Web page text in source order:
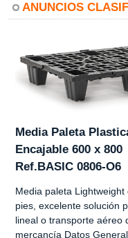
ANUNCIOS
Media Paleta
Encajable 600 x 800
Ref.BASIC 0806-O6
Media paleta Lightweight
pies, excelente solución
lineal o transporte aéreo
mercancía Datos